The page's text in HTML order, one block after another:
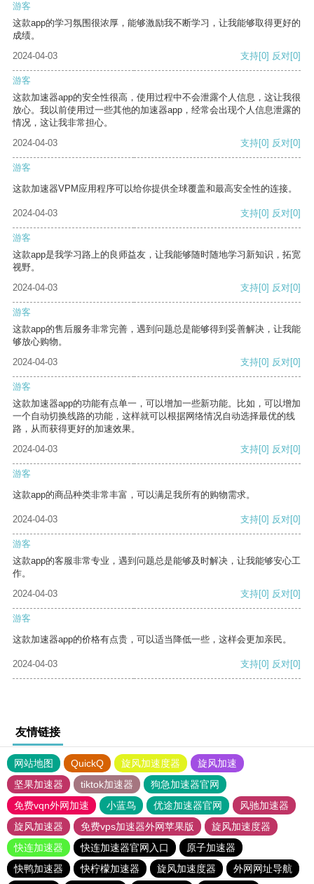
游客
这款app的学习氛围很浓厚，能够激励我不断学习，让我能够取得更好的
成绩。
2024-04-03
支持[0] 反对[0]
游客
这款加速器app的安全性很高，使用过程中不会泄露个人信息，这让我很
放心。我以前使用过一些其他的加速器app，经常会出现个人信息泄露的
情况，这让我非常担心。
2024-04-03
支持[0] 反对[0]
游客
这款加速器VPM应用程序可以给你提供全球覆盖和最高安全性的连接。
2024-04-03 支持[0] 反对[0]
游客
这款app是我学习路上的良师益友，让我能够随时随地学习新知识，拓宽
视野。
2024-04-03
支持[0] 反对[0]
游客
这款app的售后服务非常完善，遇到问题总是能够得到妥善解决，让我能
够放心购物。
2024-04-03
支持[0] 反对[0]
游客
这款加速器app的功能有点单一，可以增加一些新功能。比如，可以增加
一个自动切换线路的功能，这样就可以根据网络情况自动选择最优的线
路，从而获得更好的加速效果。
2024-04-03
支持[0] 反对[0]
游客
这款app的商品种类非常丰富，可以满足我所有的购物需求。
2024-04-03 支持[0] 反对[0]
游客
这款app的客服非常专业，遇到问题总是能够及时解决，让我能够安心工
作。
2024-04-03
支持[0] 反对[0]
游客
这款加速器app的价格有点贵，可以适当降低一些，这样会更加亲民。
2024-04-03 支持[0] 反对[0]
友情链接
网站地图 QuickQ 旋风加速度器
旋风加速
坚果加速器
tiktok加速器
狗急加速器官网
免费vqn外网加速
小蓝鸟 优途加速器官网
风驰加速器
旋风加速器
免费vps加速器外网苹果版
旋风加速度器
快连加速器
快连加速器官网入口
原子加速器
快鸭加速器
快柠檬加速器 旋风加速度器 外网网址导航